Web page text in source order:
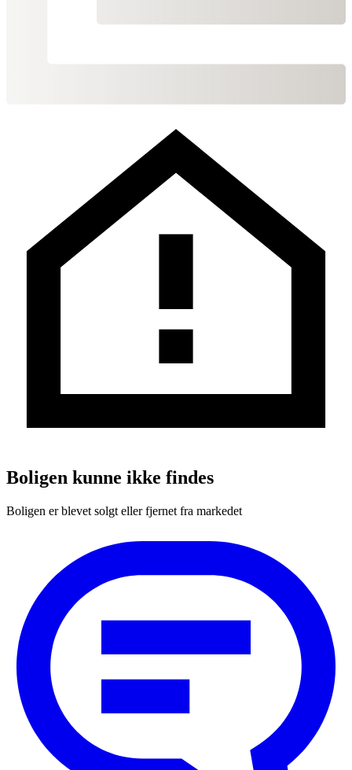
Boligen kunne ikke findes
Boligen er blevet solgt eller fjernet fra markedet